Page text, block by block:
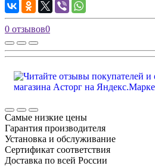
0 отзывов0
Самые низкие цены
Гарантия производителя
Установка и обслуживание
Сертификат соответствия
Доставка по всей России